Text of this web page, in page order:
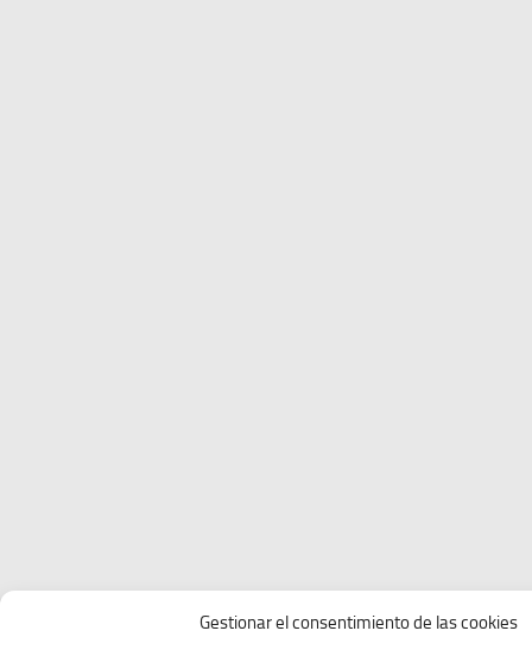
Gestionar el consentimiento de las cookies